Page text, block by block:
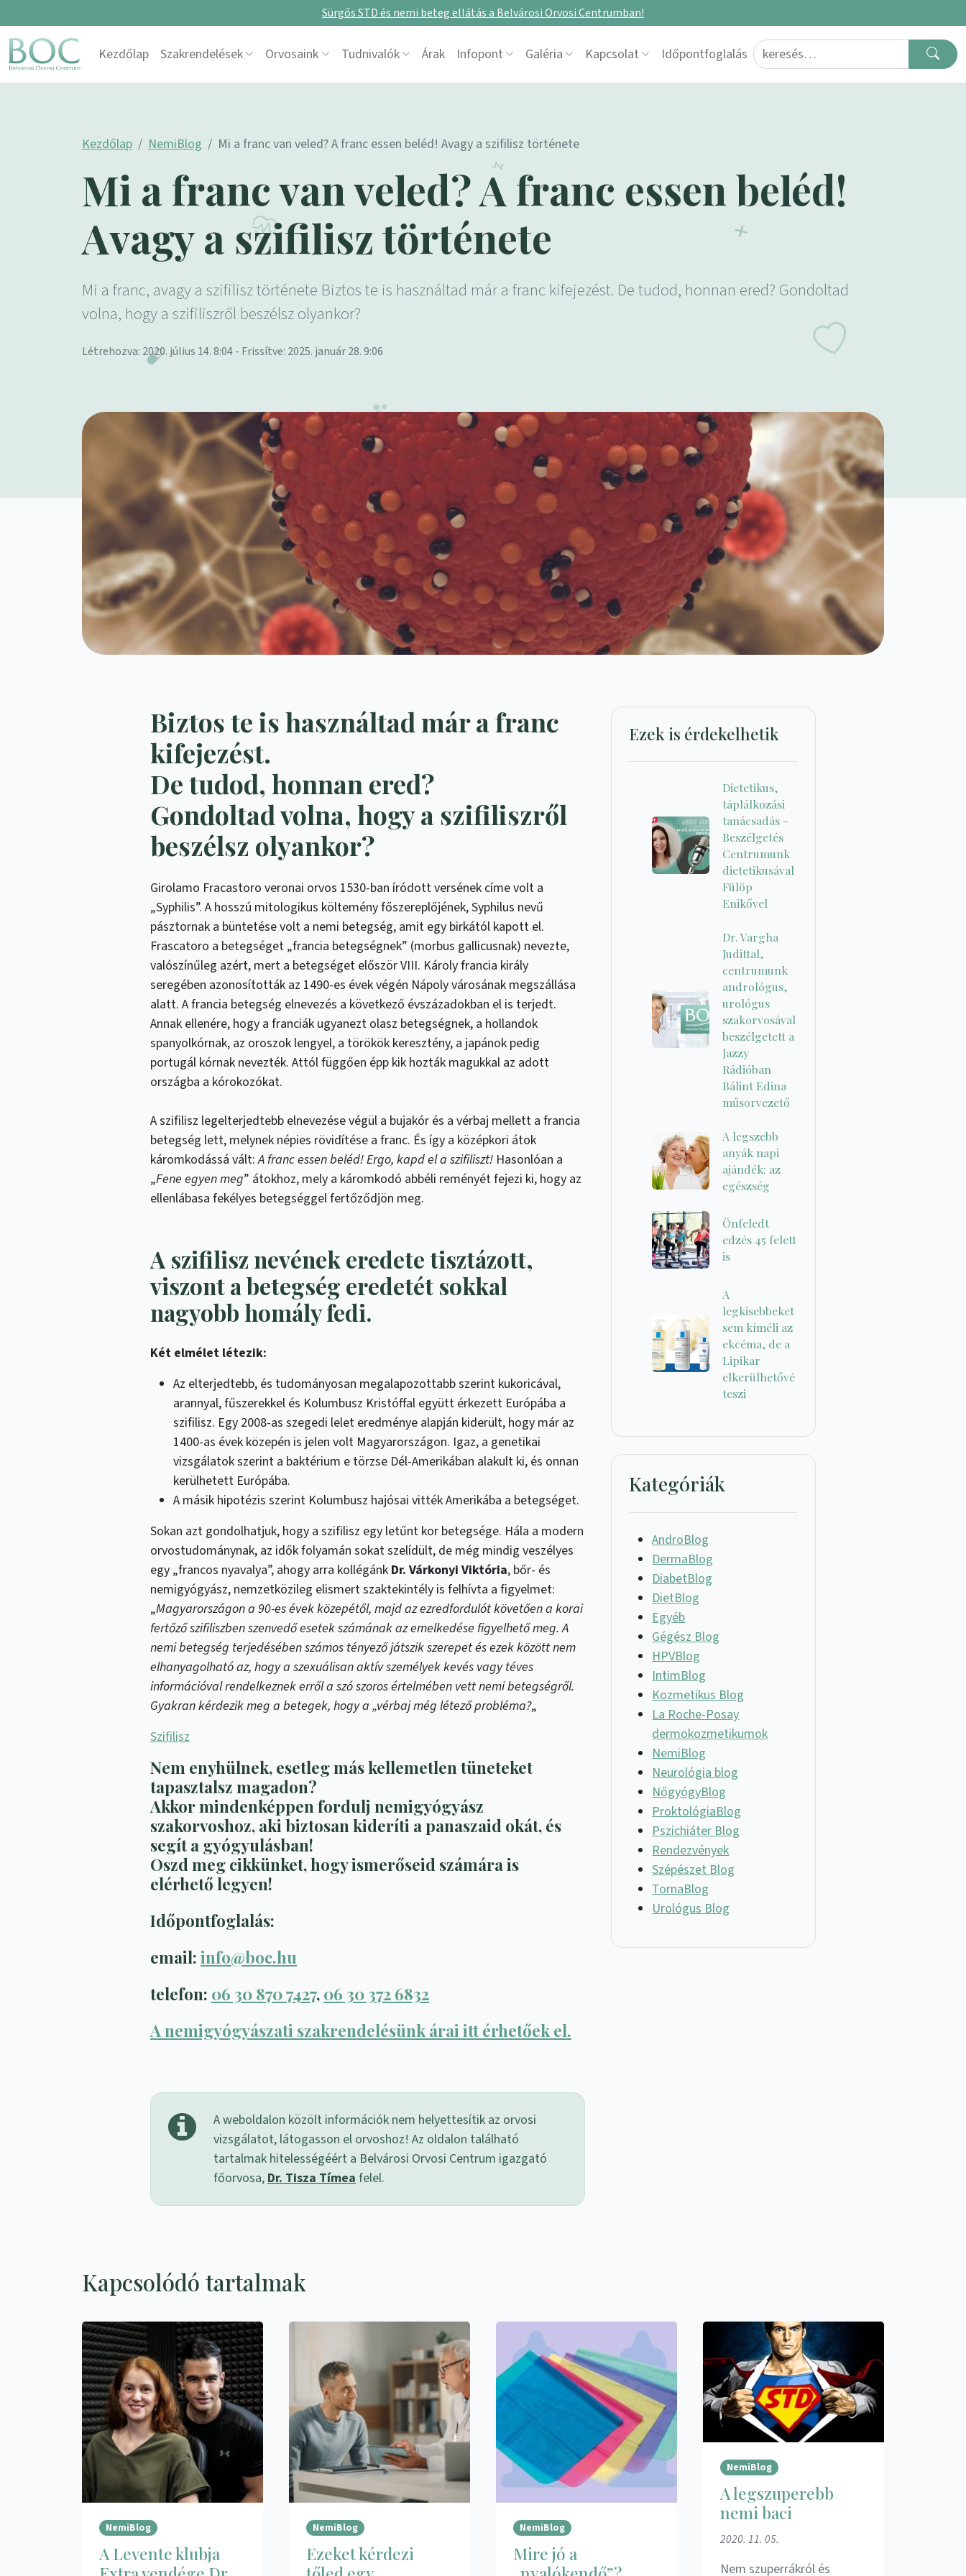
Sürgős STD és nemi beteg ellátás a Belvárosi Orvosi Centrumban!
Skip to content
Main Navigation
Kezdőlap Szakrendelések Orvosaink Tudnivalók Árak Infopont Galéria Kapcsolat Időpontfoglalás Search for:
Kezdőlap NemiBlog Mi a franc van veled? A franc essen beléd! Avagy a szifilisz története
Mi a franc van veled? A franc essen beléd!
Avagy a szifilisz története
Mi a franc, avagy a szifilisz története Biztos te is használtad már a franc kifejezést. De tudod, honnan ered? Gondoltad
volna, hogy a szifiliszről beszélsz olyankor?
Létrehozva: 2020. július 14. 8:04 - Frissítve: 2025. január 28. 9:06
Biztos te is használtad már a franc
kifejezést.
De tudod, honnan ered?
Gondoltad volna, hogy a szifiliszről
beszélsz olyankor?
Girolamo Fracastoro veronai orvos 1530-ban íródott versének címe volt a
„Syphilis”. A hosszú mitologikus költemény főszereplőjének, Syphilus nevű
pásztornak a büntetése volt a nemi betegség, amit egy birkától kapott el.
Frascatoro a betegséget „francia betegségnek” (morbus gallicusnak) nevezte,
valószínűleg azért, mert a betegséget először VIII. Károly francia király
seregében azonosították az 1490-es évek végén Nápoly városának megszállása
alatt. A francia betegség elnevezés a következő évszázadokban el is terjedt.
Annak ellenére, hogy a franciák ugyanezt olasz betegségnek, a hollandok
spanyolkórnak, az oroszok lengyel, a törökök keresztény, a japánok pedig
portugál kórnak nevezték. Attól függően épp kik hozták magukkal az adott
országba a kórokozókat.
A szifilisz legelterjedtebb elnevezése végül a bujakór és a vérbaj mellett a francia
betegség lett, melynek népies rövidítése a franc. És így a középkori átok
káromkodássá vált:A franc essen beléd! Ergo, kapd el a szifiliszt! Hasonlóan a
„Fene egyen meg” átokhoz, mely a káromkodó abbéli reményét fejezi ki, hogy az
ellenlábasa fekélyes betegséggel fertőződjön meg.
A szifilisz nevének eredete tisztázott,
viszont a betegség eredetét sokkal
nagyobb homály fedi.
Két elmélet létezik:
Az elterjedtebb, és tudományosan megalapozottabb szerint kukoricával,
arannyal, fűszerekkel és Kolumbusz Kristóffal együtt érkezett Európába a
szifilisz. Egy 2008-as szegedi lelet eredménye alapján kiderült, hogy már az
1400-as évek közepén is jelen volt Magyarországon. Igaz, a genetikai
vizsgálatok szerint a baktérium e törzse Dél-Amerikában alakult ki, és onnan
kerülhetett Európába.
A másik hipotézis szerint Kolumbusz hajósai vitték Amerikába a betegséget.
Sokan azt gondolhatjuk, hogy a szifilisz egy letűnt kor betegsége. Hála a modern
orvostudománynak, az idők folyamán sokat szelídült, de még mindig veszélyes
egy „francos nyavalya”, ahogy arra kollégánk Dr. Várkonyi Viktória, bőr- és
nemigyógyász, nemzetközileg elismert szaktekintély is felhívta a figyelmet:
„Magyarországon a 90-es évek közepétől, majd az ezredfordulót követően a korai
fertőző szifiliszben szenvedő esetek számának az emelkedése figyelhető meg. A
nemi betegség terjedésében számos tényező játszik szerepet és ezek között nem
elhanyagolható az, hogy a szexuálisan aktív személyek kevés vagy téves
információval rendelkeznek erről a szó szoros értelmében vett nemi betegségről.
Gyakran kérdezik meg a betegek, hogy a „vérbaj még létező probléma?„
Szifilisz
Nem enyhülnek, esetleg más kellemetlen tüneteket
tapasztalsz magadon?
Akkor mindenképpen fordulj nemigyógyász
szakorvoshoz, aki biztosan kideríti a panaszaid okát, és
segít a gyógyulásban!
Oszd meg cikkünket, hogy ismerőseid számára is
elérhető legyen!
Időpontfoglalás:
email: info@boc.hu
telefon: 06 30 870 7427, 06 30 372 6832
A nemigyógyászati szakrendelésünk árai itt érhetőek el.
A weboldalon közölt információk nem helyettesítik az orvosi
vizsgálatot, látogasson el orvoshoz! Az oldalon található
tartalmak hitelességéért a Belvárosi Orvosi Centrum igazgató
főorvosa, Dr. Tisza Tímea felel.
Ezek is érdekelhetik
Dietetikus,
táplálkozási
tanácsadás -
Beszélgetés
Centrumunk
dietetikusával
Fülöp
Enikővel
Dr. Vargha
Judittal,
centrumunk
andrológus,
urológus
szakorvosával
beszélgetett a
Jazzy
Rádióban
Bálint Edina
műsorvezető
A legszebb
anyák napi
ajándék: az
egészség
Önfeledt
edzés 45 felett
is
A
legkisebbeket
sem kíméli az
ekcéma, de a
Lipikar
elkerülhetővé
teszi
Kategóriák
AndroBlog
DermaBlog
DiabetBlog
DietBlog
Egyéb
Gégész Blog
HPVBlog
IntimBlog
Kozmetikus Blog
La Roche-Posay
dermokozmetikumok
NemiBlog
Neurológia blog
NőgyógyBlog
ProktológiaBlog
Pszichiáter Blog
Rendezvények
Szépészet Blog
TornaBlog
Urológus Blog
Kapcsolódó tartalmak
NemiBlog
A Levente klubja
NemiBlog
Ezeket kérdezi
NemiBlog
Mire jó a
NemiBlog
A legszuperebb
nemi baci
2020. 11. 05.
Nem szuperrákról és